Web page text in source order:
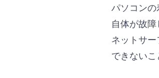
パソコン
自体が故
ネットサ
できないこ